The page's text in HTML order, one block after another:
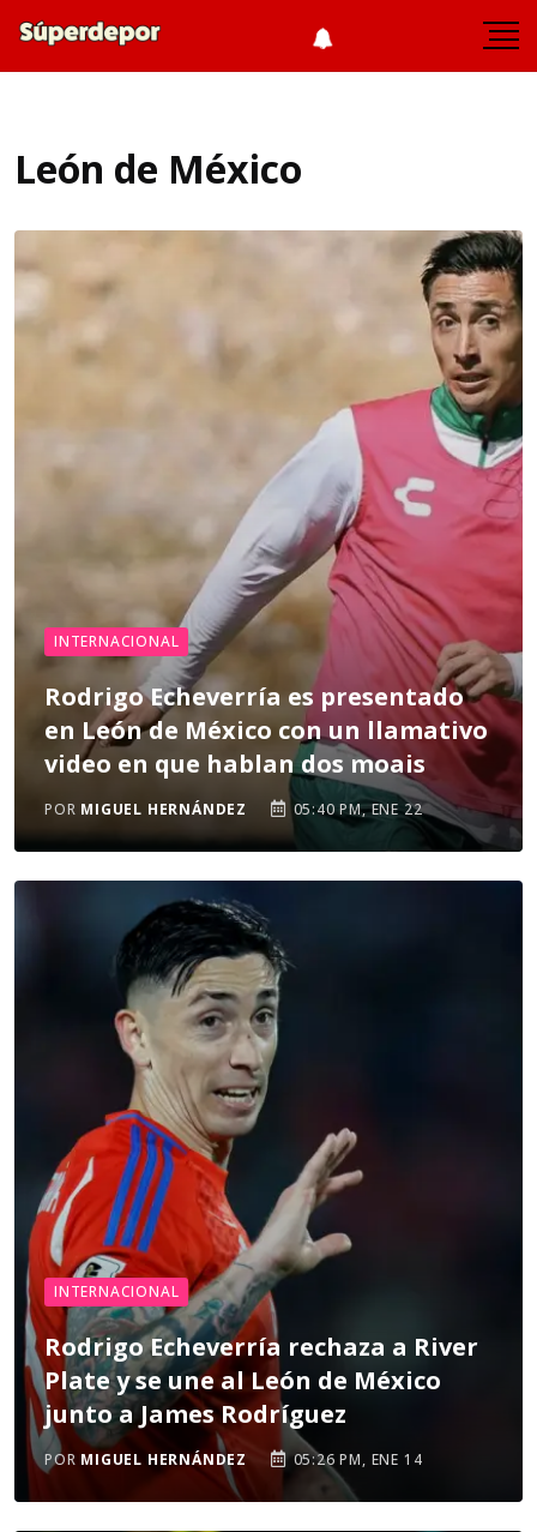
León de México
INTERNACIONAL
Rodrigo Echeverría es presentado
en León de México con un llamativo
video en que hablan dos moais
POR MIGUEL HERNÁNDEZ 05:40 PM, ENE 22
INTERNACIONAL
Rodrigo Echeverría rechaza a River
Plate y se une al León de México
junto a James Rodríguez
POR MIGUEL HERNÁNDEZ 05:26 PM, ENE 14